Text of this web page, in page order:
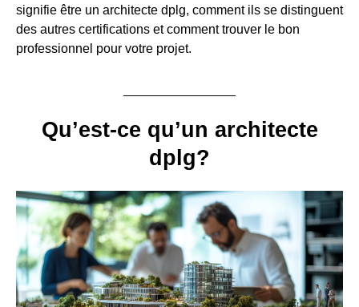
signifie être un architecte dplg, comment ils se distinguent
des autres certifications et comment trouver le bon
professionnel pour votre projet.
Qu’est-ce qu’un architecte
dplg?